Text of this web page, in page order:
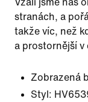
Vzali jsme náš
stranách, a
takže víc, než
a prostornější v
Zobrazená
Styl: